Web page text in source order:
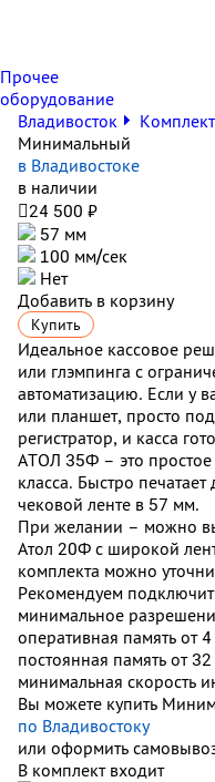
Прочее
оборудование
Владивосток
Минимальный
в Владивостоке
в наличии
24 500 ₽
57 мм
100 мм/сек
Нет
Добавить в корзину
Купить
Идеальное кассовое
или глэмпинга с
автоматизацию. Если у
или планшет, просто
регистратор, и касса
АТОЛ 35Ф – это
класса. Быстро
чековой ленте в 57 мм.
При желании – можно
Атол 20Ф с широкой
комплекта можно
Рекомендуем
минимальное
оперативная память от 4
постоянная память от 32
минимальная скорость
Вы можете купить
по Владивостоку
или оформить
В комплект входит